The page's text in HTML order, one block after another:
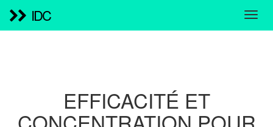
IDC
EFFICACITÉ ET